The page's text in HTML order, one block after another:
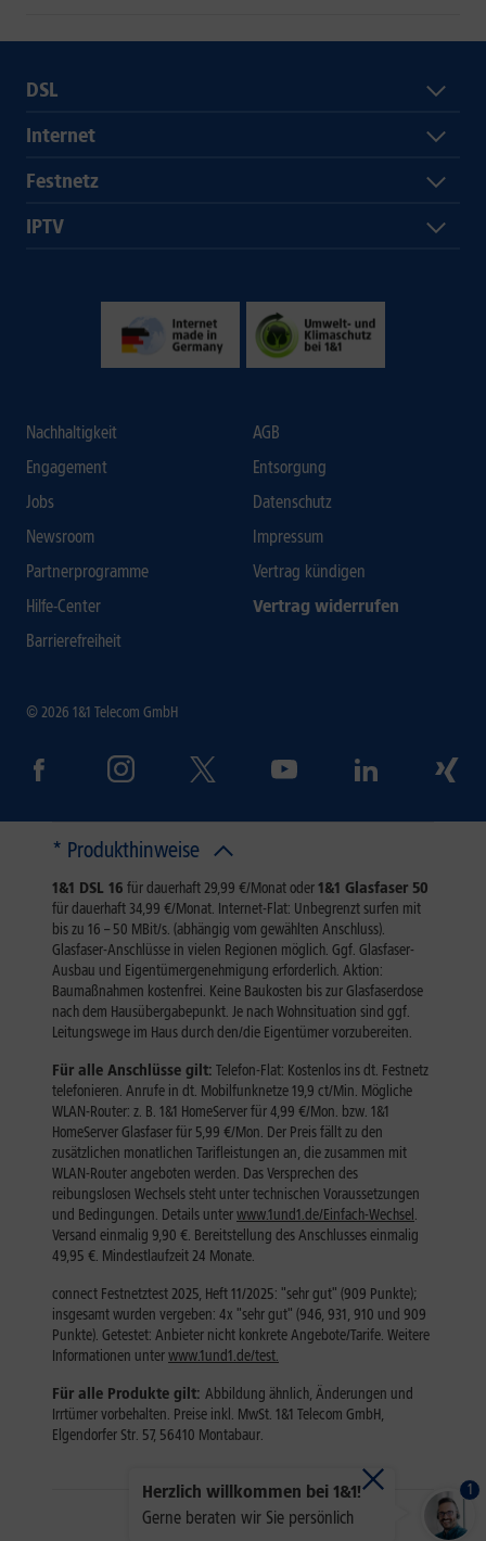
1
Herzlich willkommen bei 1&1!
Gerne beraten wir Sie persönlich
DSL
Internet
Festnetz
IPTV
Nachhaltigkeit
Engagement
Jobs
Newsroom
Partnerprogramme
Hilfe-Center
Barrierefreiheit
AGB
Entsorgung
Datenschutz
Impressum
Vertrag kündigen
Vertrag widerrufen
© 2026 1&1 Telecom GmbH